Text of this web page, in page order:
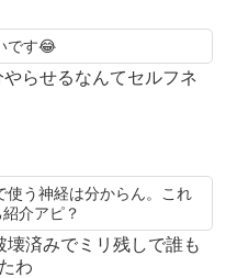
です😂
やらせるなんてセルフネ
使う神経は分からん。これ
介アピ？
壊済みでミリ残しで誰も
わ